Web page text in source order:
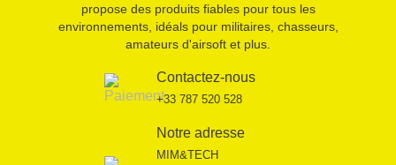
propose des produits fiables pour tous les
environnements, idéals pour militaires, chasseurs,
amateurs d'airsoft et plus.
Contactez-nous
+33 787 520 528
Notre adresse
MIM&TECH